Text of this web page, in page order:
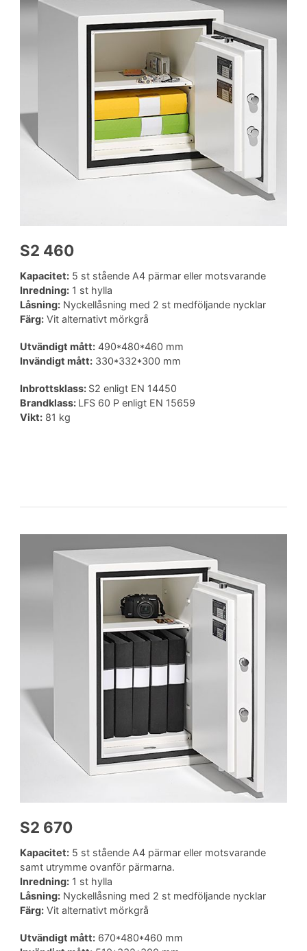
S2 460
Kapacitet:5 st stående A4 pärmar eller motsvarande
Inredning:1 st hylla
Låsning:Nyckellåsning med 2 st medföljande nycklar
Färg:Vit alternativt mörkgrå
Utvändigt mått:490*480*460 mm
Invändigt mått:330*332*300 mm
Inbrottsklass: S2 enligt EN 14450
Brandklass: LFS 60 P enligt EN 15659
Vikt:81 kg
S2 670
Kapacitet:5 st stående A4 pärmar eller motsvarande
samt utrymme ovanför pärmarna.
Inredning:1 st hylla
Låsning:Nyckellåsning med 2 st medföljande nycklar
Färg:Vit alternativt mörkgrå
Utvändigt mått:670*480*460 mm